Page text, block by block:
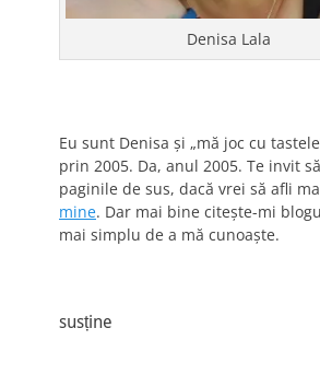
Denisa Lala
Eu sunt Denisa și „mă joc cu
prin 2005. Da, anul 2005. Te invit
paginile de sus, dacă vrei să afli
mine. Dar mai bine citește-mi
mai simplu de a mă cunoaște.
susține